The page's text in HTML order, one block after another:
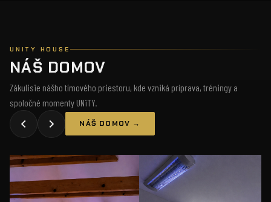
UNITY HOUSE
NÁŠ DOMOV
Zákulisie nášho tímového priestoru, kde vzniká príprava, tréningy a
spoločné momenty UNiTY.
NÁŠ DOMOV →